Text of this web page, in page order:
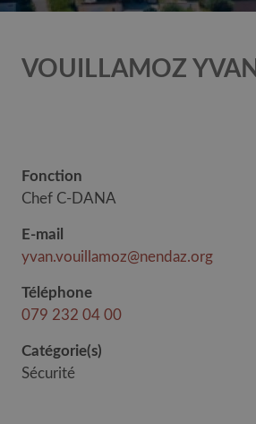
VOUILLAMOZ YVAN
Fonction
Chef C-DANA
E-mail
yvan.vouillamoz@nendaz.org
Téléphone
079 232 04 00
Catégorie(s)
Sécurité